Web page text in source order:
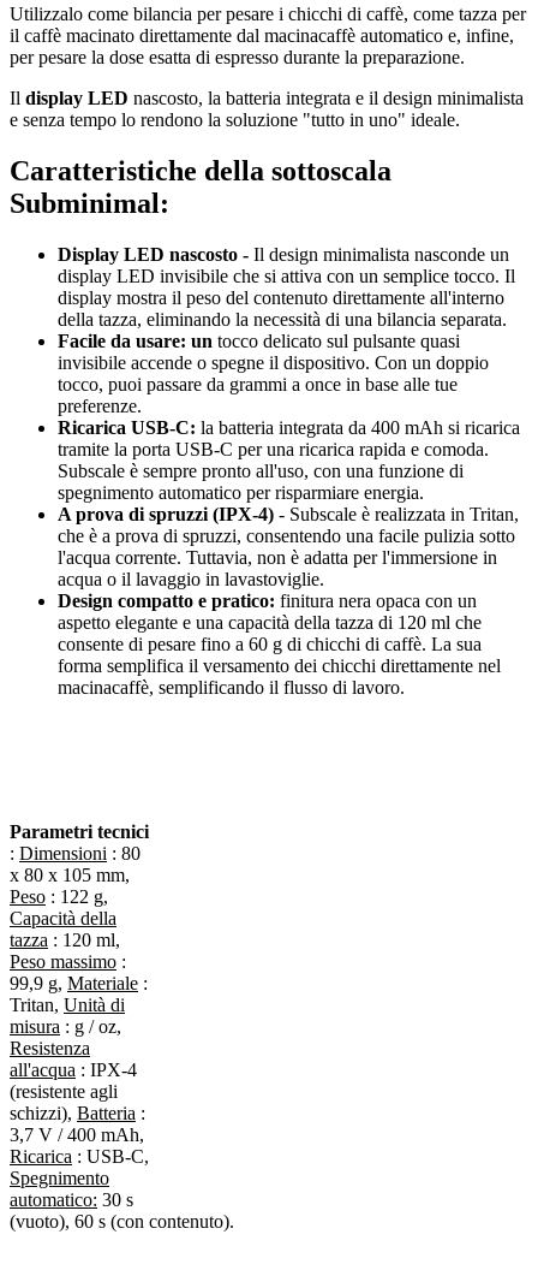
Utilizzalo come bilancia per pesare i chicchi di caffè, come tazza per
il caffè macinato direttamente dal macinacaffè automatico e, infine,
per pesare la dose esatta di espresso durante la preparazione.
Il display LED nascosto, la batteria integrata e il design minimalista
e senza tempo lo rendono la soluzione "tutto in uno" ideale.
Caratteristiche della sottoscala
Subminimal:
Display LED nascosto - Il design minimalista nasconde un
display LED invisibile che si attiva con un semplice tocco. Il
display mostra il peso del contenuto direttamente all'interno
della tazza, eliminando la necessità di una bilancia separata.
Facile da usare: un tocco delicato sul pulsante quasi
invisibile accende o spegne il dispositivo. Con un doppio
tocco, puoi passare da grammi a once in base alle tue
preferenze.
Ricarica USB-C: la batteria integrata da 400 mAh si ricarica
tramite la porta USB-C per una ricarica rapida e comoda.
Subscale è sempre pronto all'uso, con una funzione di
spegnimento automatico per risparmiare energia.
A prova di spruzzi (IPX-4) - Subscale è realizzata in Tritan,
che è a prova di spruzzi, consentendo una facile pulizia sotto
l'acqua corrente. Tuttavia, non è adatta per l'immersione in
acqua o il lavaggio in lavastoviglie.
Design compatto e pratico: finitura nera opaca con un
aspetto elegante e una capacità della tazza di 120 ml che
consente di pesare fino a 60 g di chicchi di caffè. La sua
forma semplifica il versamento dei chicchi direttamente nel
macinacaffè, semplificando il flusso di lavoro.
Parametri tecnici
: Dimensioni : 80
x 80 x 105 mm,
Peso : 122 g,
Capacità della
tazza : 120 ml,
Peso massimo :
99,9 g, Materiale :
Tritan, Unità di
misura : g / oz,
Resistenza
all'acqua : IPX-4
(resistente agli
schizzi), Batteria :
3,7 V / 400 mAh,
Ricarica : USB-C,
Spegnimento
automatico: 30 s
(vuoto), 60 s (con contenuto).